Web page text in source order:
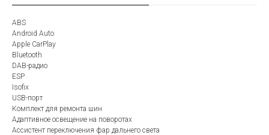
ABS
Android Auto
Apple CarPlay
Bluetooth
DAB-радио
ESP
Isofix
USB-порт
Комплект для ремонта шин
Адаптивное освещение на поворотах
Ассистент переключения фар дальнего света